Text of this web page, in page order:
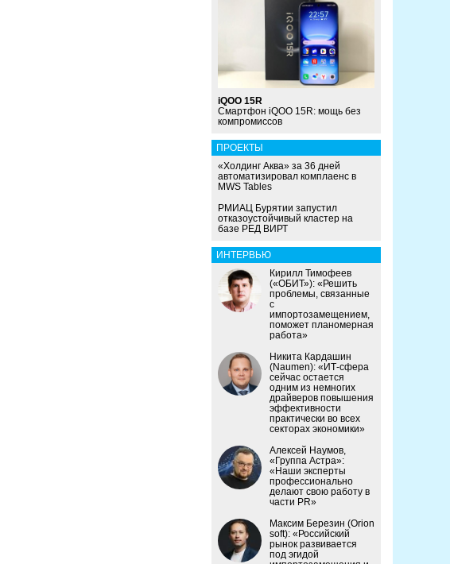
iQOO 15R
Смартфон iQOO 15R: мощь без
компромиссов
ПРОЕКТЫ
«Холдинг Аква» за 36 дней
автоматизировал комплаенс в
MWS Tables
РМИАЦ Бурятии запустил
отказоустойчивый кластер на
базе РЕД ВИРТ
ИНТЕРВЬЮ
Кирилл Тимофеев
(«ОБИТ»): «Решить
проблемы, связанные
с
импортозамещением,
поможет планомерная
работа»
Никита Кардашин
(Naumen): «ИТ-сфера
сейчас остается
одним из немногих
драйверов повышения
эффективности
практически во всех
секторах экономики»
Алексей Наумов,
«Группа Астра»:
«Наши эксперты
профессионально
делают свою работу в
части PR»
Максим Березин (Orion
soft): «Российский
рынок развивается
под эгидой